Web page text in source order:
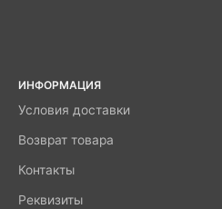
ИНФОРМАЦИЯ
Условия доставки
Возврат товара
Контакты
Реквизиты